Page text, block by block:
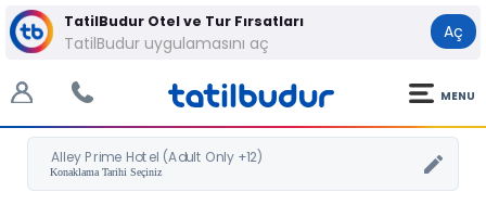
TatilBudur Otel ve Tur Fırsatları
TatilBudur uygulamasını aç
Aç
MENU
Alley Prime Hotel (Adult Only +12)